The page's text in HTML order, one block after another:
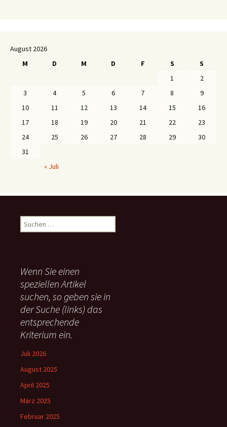
August 2026
M
D M D F S
S
1
2
3
4 5 6 7 8
9
10
11 12 13 14 15
16
17
18 19 20 21 22
23
24
25 26 27 28 29
30
31
« Juli
u
n
n
a
c
:
Wenn Sie einen
speziellen Artikel
suchen, so geben sie in
der Suche (links) das
entsprechende
Kriterium ein.
Juli 2026
August 2025
April 2025
März 2025
Februar 2025